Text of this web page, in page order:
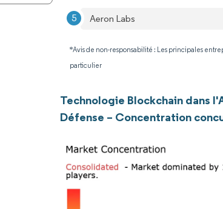
Aeron Labs
*Avis de non-responsabilité : Les principales
particulier
Technologie Blockchain dans
Défense – Concentration